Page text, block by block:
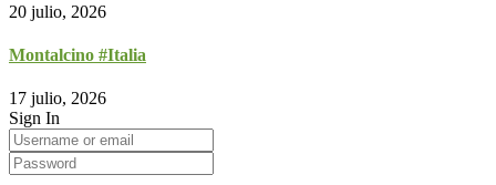
20 julio, 2026
Montalcino #Italia
17 julio, 2026
Sign In